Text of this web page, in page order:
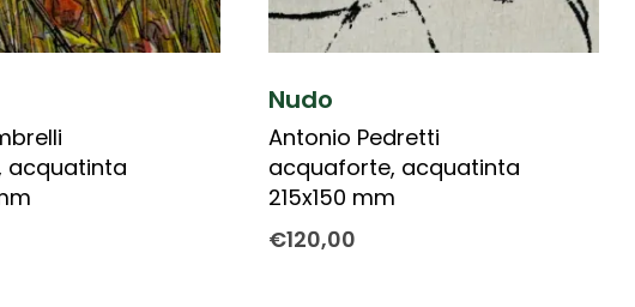
acquatinta
Nudo
Antonio Pedretti
acquaforte, acquatinta
215x150 mm
€120,00